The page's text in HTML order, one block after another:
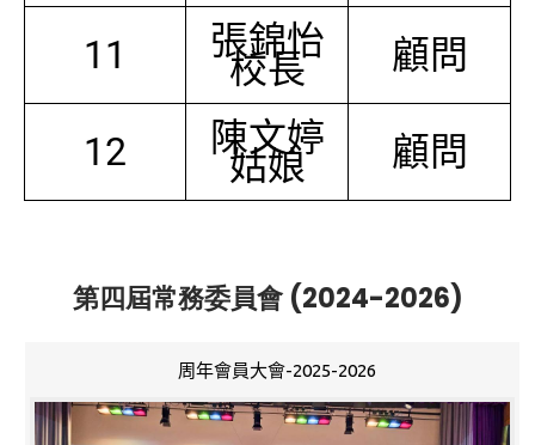
11 張錦怡
校長 顧問
12 陳文婷
姑娘 顧問
第四屆常務委員會 (2024-2026)
周年會員大會-2025-2026